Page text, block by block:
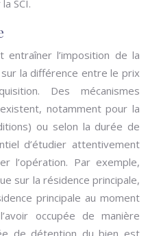
SCI.
l’imposition de la
la différence entre le prix
Des mécanismes
notamment pour la
ou selon la durée de
d’étudier attentivement
l’opération. Par exemple,
sur la résidence principale,
principale au moment
occupée de manière
de détention du bien est